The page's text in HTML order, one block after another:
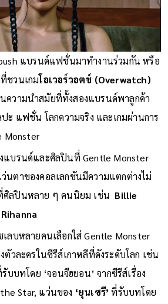
แบรนด์แฟชั่นมาทำงานร่วมกัน หรือ
ชวนเกมโอเวอร์วอตช์ (Overwatch)
ความนำสมัยที่ทั้งสองแบรนด์พาลูกค้า
ะ แฟชั่น โลกความจริง และเกมผ่านการ
Monster
แบรนด์และศิลปินที่ Gentle Monster
นตาของคอลเลกชันมีความแตกต่างไม่
ศิลปินหลาย ๆ คนนิยม เช่น Billie
Rihanna
ลบหลายคนเลือกใส่ Gentle Monster
ตัวละครในซีรีส์เกาหลีที่ดังระดับโลก เช่น
บบทโดย ‘จอนจีฮยอน’ จากซีรีส์เรื่อง
Star, แว่นของ ‘ยุนเซรี’ ที่รับบทโดย